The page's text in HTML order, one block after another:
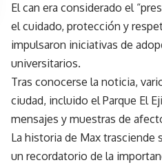
El can era considerado el
el cuidado, protección y
impulsaron iniciativas de
universitarios.
Tras conocerse la noticia,
ciudad, incluido el Parque El
mensajes y muestras de
La historia de Max
un recordatorio de la